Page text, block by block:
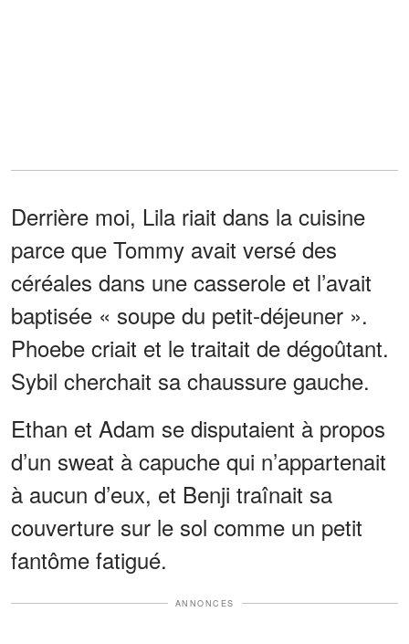
Derrière moi, Lila riait dans la cuisine
parce que Tommy avait versé des
céréales dans une casserole et l’avait
baptisée « soupe du petit-déjeuner ».
Phoebe criait et le traitait de dégoûtant.
Sybil cherchait sa chaussure gauche.
Ethan et Adam se disputaient à propos
d’un sweat à capuche qui n’appartenait
à aucun d’eux, et Benji traînait sa
couverture sur le sol comme un petit
fantôme fatigué.
ANNONCES